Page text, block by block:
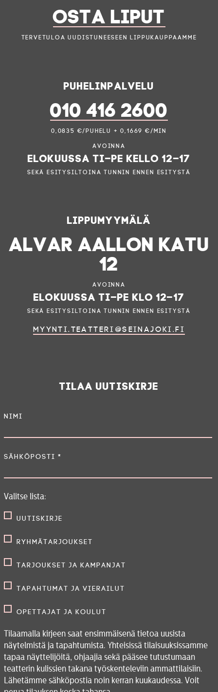
OSTA LIPUT
Tervetuloa uudistuneeseen lippukauppaamme
Puhelinpalvelu
010 416 2600
0,0835 €/puhelu + 0,1669 €/min
Avoinna
elokuussa ti–pe kello 12–17
sekä esitysiltoina tunnin ennen esitystä
Lippumyymälä
ALVAR AALLON KATU
12
Avoinna
elokuussa ti–pe klo 12–17
sekä esitysiltoina tunnin ennen esitystä
myynti.teatteri@seinajoki.fi
Tilaa uutiskirje
Nimi
Sähköposti *
Valitse lista:
Uutiskirje
Ryhmätarjoukset
Tarjoukset ja kampanjat
Tapahtumat ja vierailut
Opettajat ja koulut
Tilaamalla kirjeen saat ensimmäisenä tietoa uusista
näytelmistä ja tapahtumista. Yhteisissä tilaisuuksissamme
tapaa näyttelijöitä, ohjaajia sekä pääsee tutustumaan
teatterin kulissien takana työskenteleviin ammattilaisiin.
Lähetämme sähköpostia noin kerran kuukaudessa. Voit